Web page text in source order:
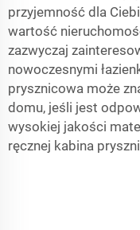
przyjemność dla
wartość
zazwyczaj
nowoczesnymi
prysznicowa może
domu, jeśli jest
wysokiej jakości
ręcznej kabina